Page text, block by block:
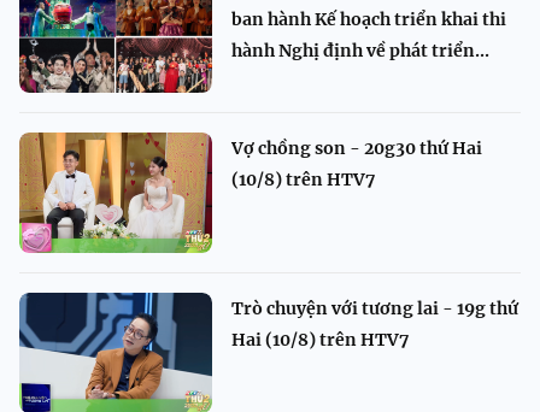
ban hành Kế hoạch triển khai thi
hành Nghị định về phát triển...
Vợ chồng son - 20g30 thứ Hai
(10/8) trên HTV7
Trò chuyện với tương lai - 19g thứ
Hai (10/8) trên HTV7